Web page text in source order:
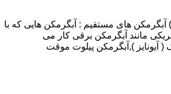
انواع آبگرمکن و تعمیر آبگرمکن عبارتند از : 1) آبگرمکن های گاز سوز : آب گرمکن های آنی دیواری,آبگرمکن های مخزن دار,آبگرمکن های بدون مخزن نیز می گویند.2) آبگرمکن های مستقیم : آبگرمکن هایی که با
مانند آبگرمکن برقی کار می
بدون شمعک ( آیونایز ),آبگرمکن پیلوت موقت